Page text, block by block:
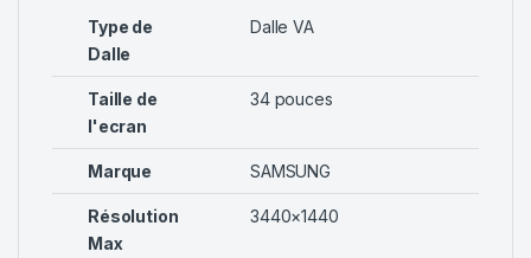
Type de
Dalle
Dalle VA
Taille de
l'ecran
34 pouces
Marque SAMSUNG
Résolution
Max
3440×1440